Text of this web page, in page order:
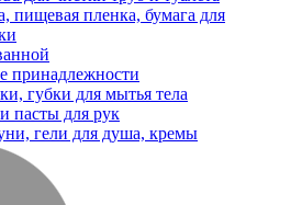
пищевая пленка, бумага для
принадлежности
губки для мытья тела
пасты для рук
гели для душа, кремы